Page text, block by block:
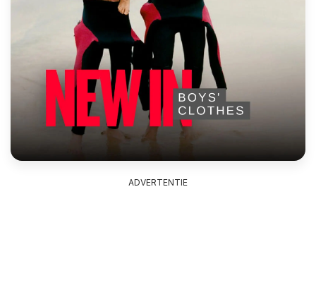
ADVERTENTIE